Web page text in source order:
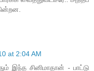
at 2:04 AM
இந்த சினிமாதான் - பாட்டு